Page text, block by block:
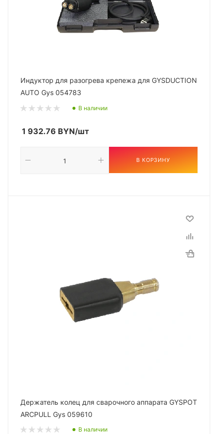
Индуктор для разогрева крепежа для GYSDUCTION
AUTO Gys 054783
В наличии
1 932.76 BYN/шт
В КОРЗИНУ
Держатель колец для сварочного аппарата GYSPOT
ARCPULL Gys 059610
В наличии